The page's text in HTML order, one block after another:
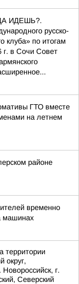
ИДЕШЬ?.
русско-
клуба» по итогам
г. в Сочи Совет
ГТО вместе
на летнем
районе
временно
машинах
округ,
г.
Северский